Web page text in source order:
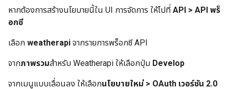
หากต้องการสร้างนโยบายนี้ใน UI การจัดการ ให้ไปที่ API > API พร็
อกซี
เลือก weatherapi จากรายการพร็อกซี API
จากภาพรวมสำหรับ Weatherapi ให้เลือกปุ่ม Develop
จากเมนูแบบเลื่อนลง ให้เลือกนโยบายใหม่ > OAuth เวอร์ชัน 2.0